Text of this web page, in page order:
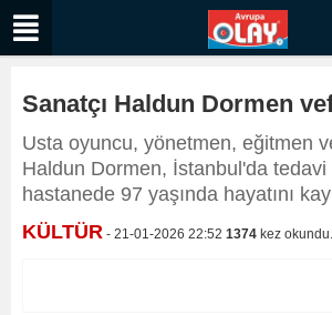
Sanatçı Haldun Dormen
Usta oyuncu, yönetmen, eğitmen
Haldun Dormen, İstanbul'da tedavi
hastanede 97 yaşında hayatını
KÜLTÜR - 21-01-2026 22:52 1374 kez okundu.